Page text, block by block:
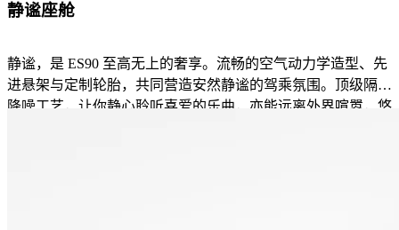
静谧座舱
静谧，是 ES90 至高无上的奢享。流畅的空气动力学造型、先
进悬架与定制轮胎，共同营造安然静谧的驾乘氛围。顶级隔音
降噪工艺，让你静心聆听喜爱的乐曲，亦能远离外界喧嚣，悠